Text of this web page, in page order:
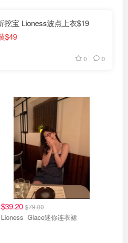
挖宝 Lioness波点上衣$19
$49
0 0
$39.20 $79.00
Lioness Glace迷你连衣裙